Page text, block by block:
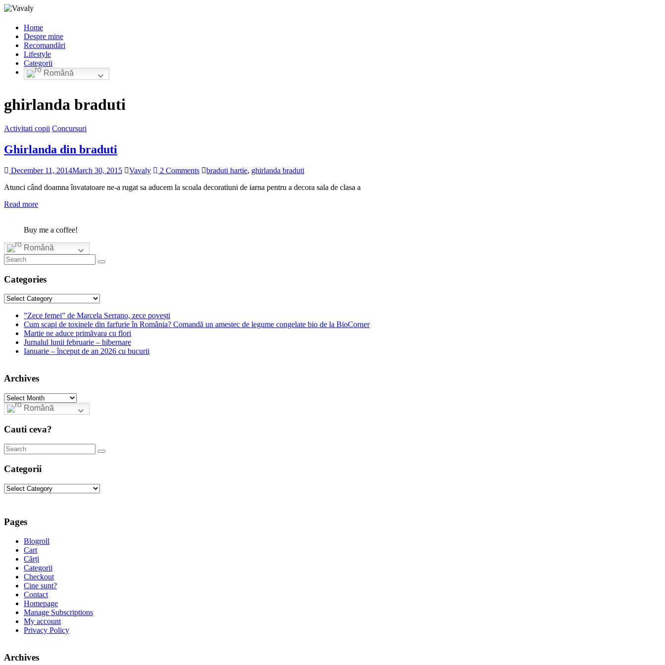
Home
Despre mine
Recomandări
Lifestyle
Categorii
Română
ghirlanda braduti
Activitati copii Concursuri
Ghirlanda din braduti
December 11, 2014March 30, 2015 Vavaly 2 Comments braduti hartie, ghirlanda braduti
Atunci când doamna învatatoare ne-a rugat sa aducem la scoala decoratiuni de iarna pentru a decora sala de clasa a
Read more
Buy me a coffee!
Română
Categories
Categories
”Zece femei” de Marcela Serrano, zece povești
Cum scapi de toxinele din farfurie în România? Comandă un amestec de legume congelate bio de la BioCorner
Martie ne aduce primăvara cu flori
Jurnalul lunii februarie – hibernare
Ianuarie – început de an 2026 cu bucurii
Archives
Archives
Română
Cauti ceva?
Categorii
Categorii
Pages
Blogroll
Cart
Cărți
Categorii
Checkout
Cine sunt?
Contact
Homepage
Manage Subscriptions
My account
Privacy Policy
Archives